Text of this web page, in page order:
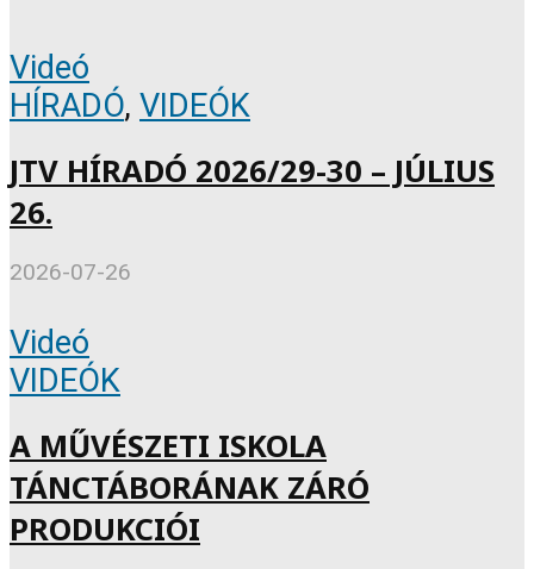
Videó
HÍRADÓ, VIDEÓK
JTV HÍRADÓ 2026/29-30 – JÚLIUS
26.
2026-07-26
Videó
VIDEÓK
A MŰVÉSZETI ISKOLA
TÁNCTÁBORÁNAK ZÁRÓ
PRODUKCIÓI